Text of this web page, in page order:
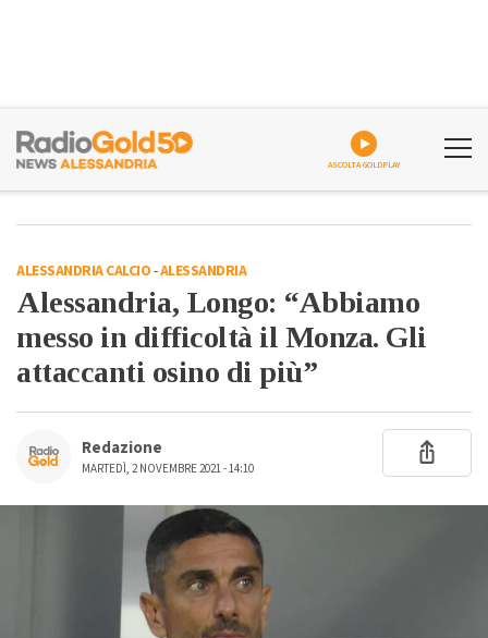
ASCOLTA GOLDPLAY
ALESSANDRIA CALCIO-ALESSANDRIA
Alessandria, Longo: “Abbiamo
messo in difficoltà il Monza. Gli
attaccanti osino di più”
Redazione
MARTEDÌ, 2 NOVEMBRE 2021 - 14:10